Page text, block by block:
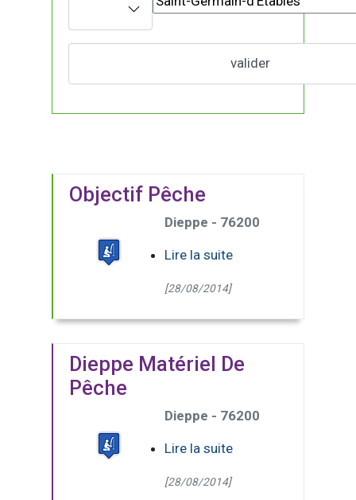
Objectif Pêche
Dieppe - 76200
Lire la suite
[28/08/2014]
Dieppe Matériel De
Pêche
Dieppe - 76200
Lire la suite
[28/08/2014]